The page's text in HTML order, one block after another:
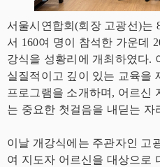
서울시연합회(회장 고광선)는
서 160여 명이 참석한 가운데
강식을 성황리에 개최하였다.
실질적이고 깊이 있는 교육을
프로그램을 소개하며, 어르신
는 중요한 첫걸음을 내딛는 자
이날 개강식에는 주관자인 고
여 지도자 어르신을 대상으로